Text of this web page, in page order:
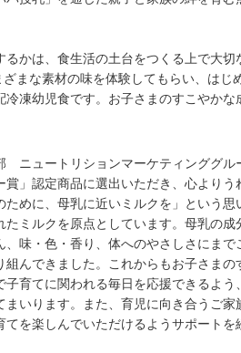
かは、食生活の土台をつくる上で大切
ざまな素材の味を体験してもらい、はじ
冷凍幼児食です。お子さまのすこやかな
ニュートリションマーケティンググ
」認定商品に選出いただき、心よりう
めに、母乳に近いミルクを」という思
ミルクを原点としています。母乳の成
、味・色・香り、体へのやさしさにまで
組んできました。これからもお子さまの
子育てに関われる毎日を応援できるよう
まいります。また、育児に向き合うご家
を楽しんでいただけるようサポートを